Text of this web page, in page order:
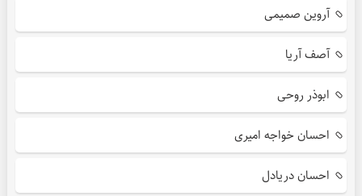
آروین صمیمی
آصف آریا
ابوذر روحی
احسان خواجه امیری
احسان دریادل